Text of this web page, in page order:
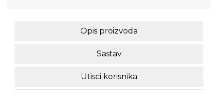
Opis proizvoda
Sastav
Utisci korisnika